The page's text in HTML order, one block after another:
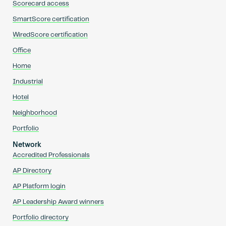
Scorecard access
SmartScore certification
WiredScore certification
Office
Home
Industrial
Hotel
Neighborhood
Portfolio
Network
Accredited Professionals
AP Directory
AP Platform login
AP Leadership Award winners
Portfolio directory